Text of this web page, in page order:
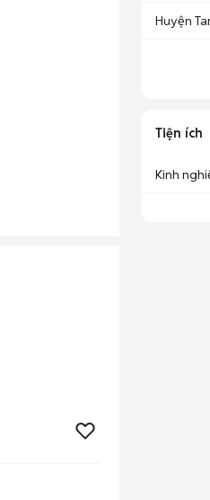
Huyện
Tiện ích
Kinh